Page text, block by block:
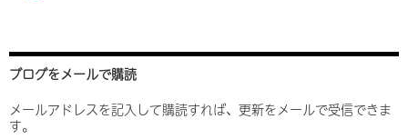
ブログをメールで購読
メールアドレスを記入して購読すれば、更新をメールで受信できま
す。